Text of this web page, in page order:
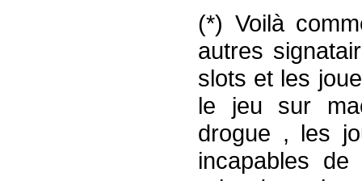
(*) Voilà
autres
slots et les
le jeu sur
drogue , les
incapables